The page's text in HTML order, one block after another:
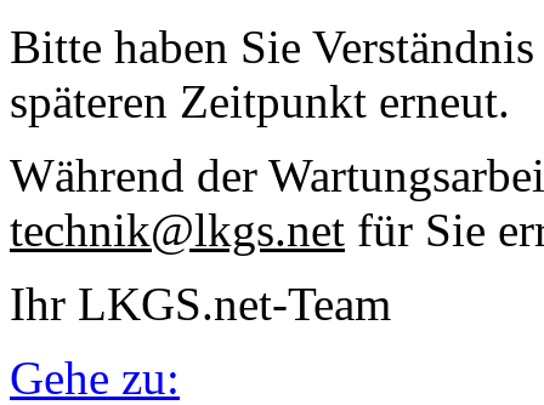
Bitte haben Sie
späteren Zeitpunkt erneut.
Während der
technik@lkgs.net für Sie
Ihr LKGS.net-Team
Gehe zu: